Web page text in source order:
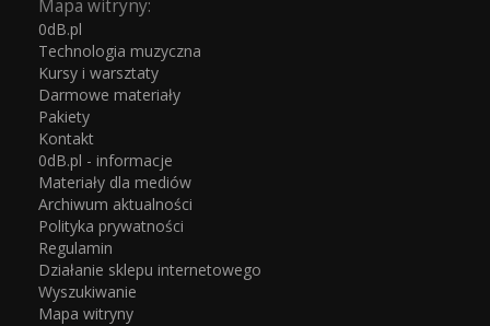
Mapa witryny:
0dB.pl
Technologia muzyczna
Kursy i warsztaty
Darmowe materiały
Pakiety
Kontakt
0dB.pl - informacje
Materiały dla mediów
Archiwum aktualności
Polityka prywatności
Regulamin
Działanie sklepu internetowego
Wyszukiwanie
Mapa witryny